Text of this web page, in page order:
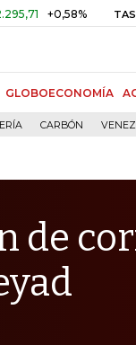
+0,58% TASA DE
GLOBOECONOMÍA
CARBÓN
de